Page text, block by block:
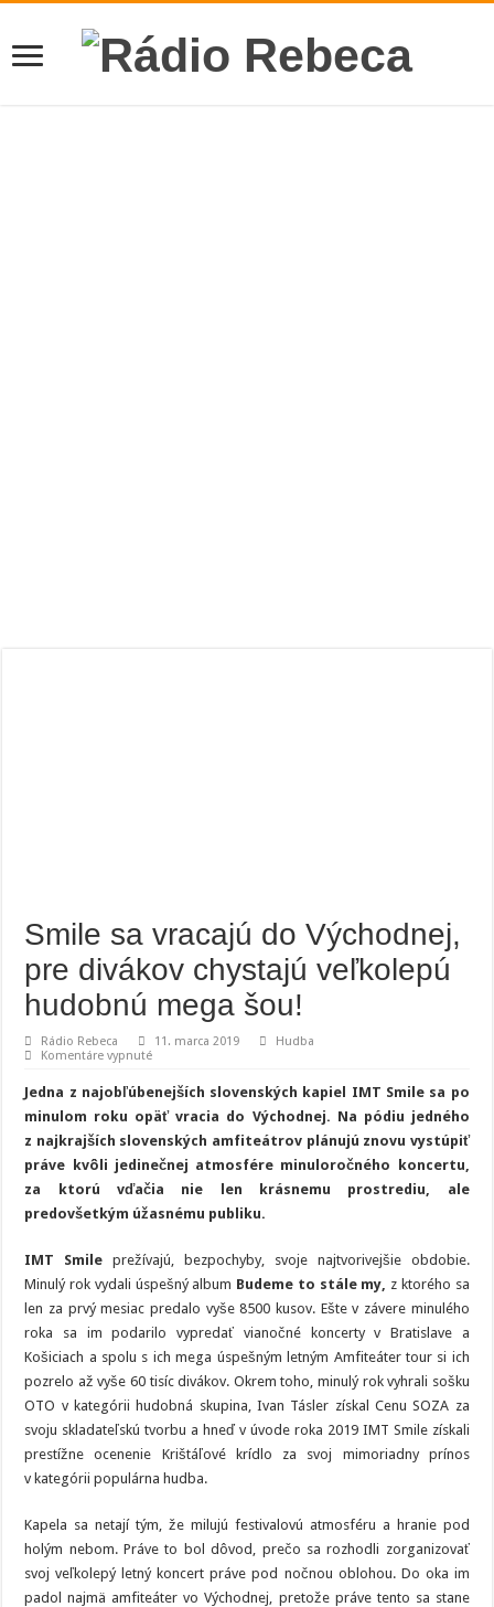
Smile sa vracajú do Východnej,
pre divákov chystajú veľkolepú
hudobnú mega šou!
Rádio Rebeca 11. marca 2019
Hudba
Komentáre vypnuténa
vracajú
do
Východnej,
pre
divákov
chystajú
veľkolepú
hudobnú
mega
Jedna z najobľúbenejších slovenských kapiel IMT Smile sa po
minulom roku opäť vracia do Východnej. Na pódiu jedného
z najkrajších slovenských amfiteátrov plánujú znovu vystúpiť
práve kvôli jedinečnej atmosfére minuloročného koncertu,
za ktorú vďačia nie len krásnemu prostrediu, ale
predovšetkým úžasnému publiku.
IMT Smile prežívajú, bezpochyby, svoje najtvorivejšie obdobie.
Minulý rok vydali úspešný album Budeme to stále my, z ktorého sa
len za prvý mesiac predalo vyše 8500 kusov. Ešte v závere minulého
roka sa im podarilo vypredať vianočné koncerty v Bratislave a
Košiciach a spolu s ich mega úspešným letným Amfiteáter tour si ich
pozrelo až vyše 60 tisíc divákov. Okrem toho, minulý rok vyhrali sošku
OTO v kategórii hudobná skupina, Ivan Tásler získal Cenu SOZA za
svoju skladateľskú tvorbu a hneď v úvode roka 2019 IMT Smile získali
prestížne ocenenie Krištáľové krídlo za svoj mimoriadny prínos
v kategórii populárna hudba.
Kapela sa netají tým, že milujú festivalovú atmosféru a hranie pod
holým nebom. Práve to bol dôvod, prečo sa rozhodli zorganizovať
svoj veľkolepý letný koncert práve pod nočnou oblohou. Do oka im
padol najmä amfiteáter vo Východnej, pretože práve tento sa stane